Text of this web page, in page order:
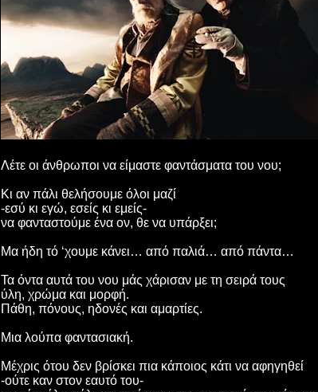
Λέτε οι άνθρωποι να είμαστε φαντάσματα του νου;
Κι αν πάλι θελήσουμε όλοι μαζί
-εσύ κι εγώ, εσείς κι εμείς-
να φανταστούμε ένα ον, θε να υπάρξει;
Μα ήδη τό ‘χουμε κάνει… από παλιά… από πάντα…
Τα όντα αυτά του νου μάς χάρισαν με τη σειρά τους
ύλη, χρώμα και μορφή.
Πάθη, πόνους, ηδονές και αμαρτίες.
Μια λούπα φαντασιακή.
Μέχρις ότου δεν βρίσκει πια κάποιος κάτι να αφηγηθεί
-ούτε καν στον εαυτό του-